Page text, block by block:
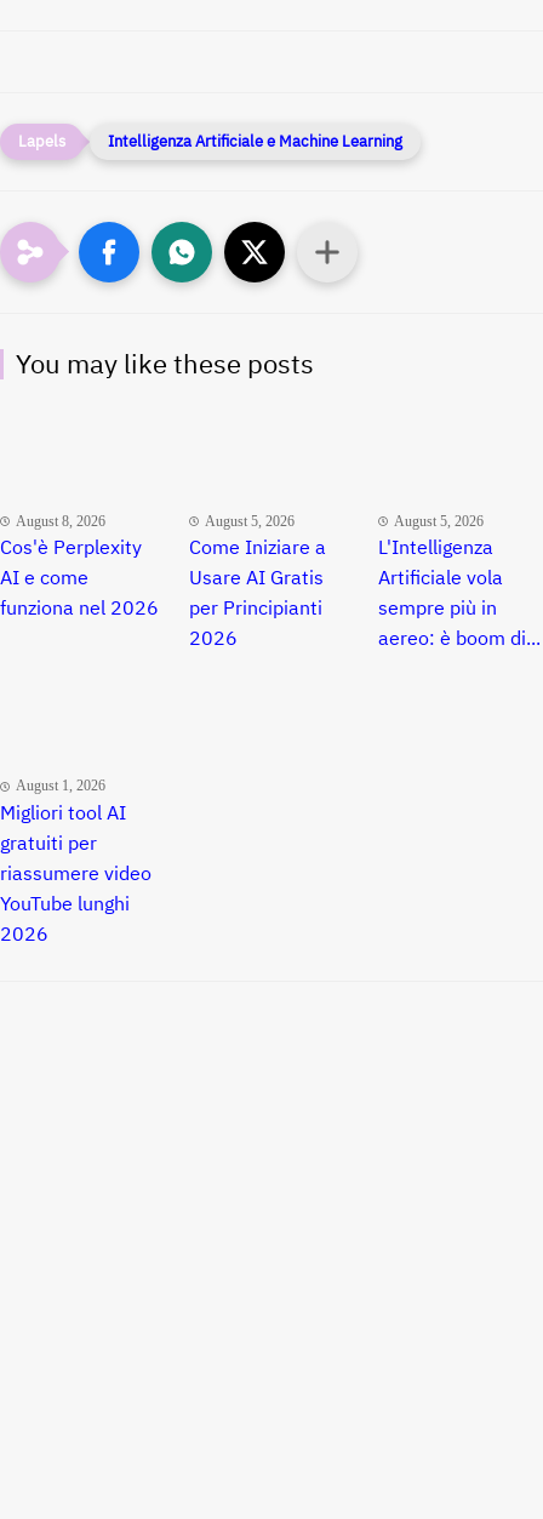
Intelligenza Artificiale e Machine Learning
You may like these posts
August 8, 2026
Cos'è Perplexity
AI e come
funziona nel 2026
August 5, 2026
Come Iniziare a
Usare AI Gratis
per Principianti
2026
August 5, 2026
L'Intelligenza
Artificiale vola
sempre più in
aereo: è boom di...
August 1, 2026
Migliori tool AI
gratuiti per
riassumere video
YouTube lunghi
2026